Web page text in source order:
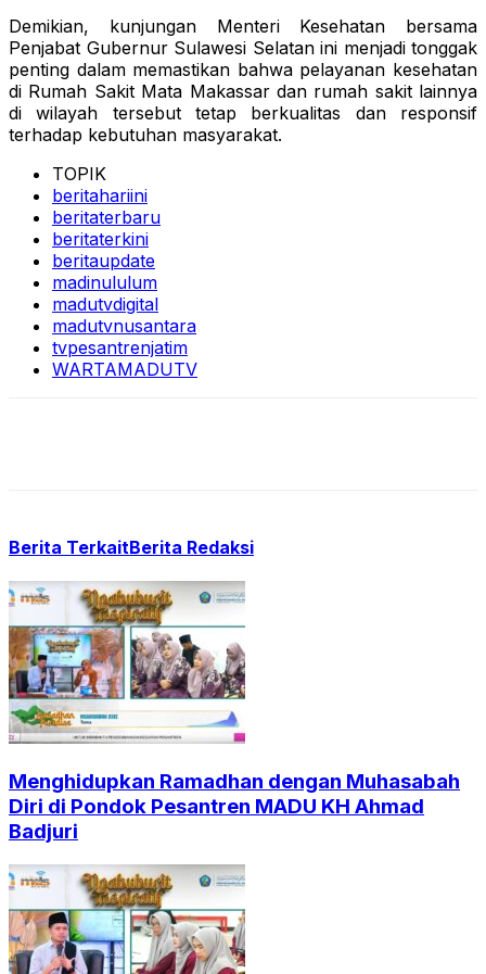
Demikian, kunjungan Menteri Kesehatan bersama
Penjabat Gubernur Sulawesi Selatan ini menjadi tonggak
penting dalam memastikan bahwa pelayanan kesehatan
di Rumah Sakit Mata Makassar dan rumah sakit lainnya
di wilayah tersebut tetap berkualitas dan responsif
terhadap kebutuhan masyarakat.
TOPIK
beritahariini
beritaterbaru
beritaterkini
beritaupdate
madinululum
madutvdigital
madutvnusantara
tvpesantrenjatim
WARTAMADUTV
Berita TerkaitBerita Redaksi
Menghidupkan Ramadhan dengan Muhasabah
Diri di Pondok Pesantren MADU KH Ahmad
Badjuri